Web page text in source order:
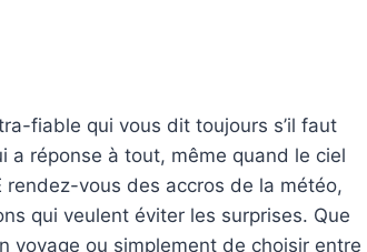
fiable qui vous dit toujours s’il faut
a réponse à tout, même quand le ciel
rendez-vous des accros de la météo,
qui veulent éviter les surprises. Que
voyage ou simplement de choisir entre